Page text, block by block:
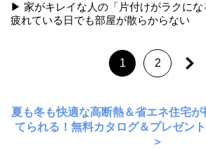
▶ 家がキレイな人の「片付けがラクにな
疲れている日でも部屋が散らからない
1 2
夏も冬も快適な高断熱＆省エネ住宅
てられる！無料カタログ＆プレゼン
＞